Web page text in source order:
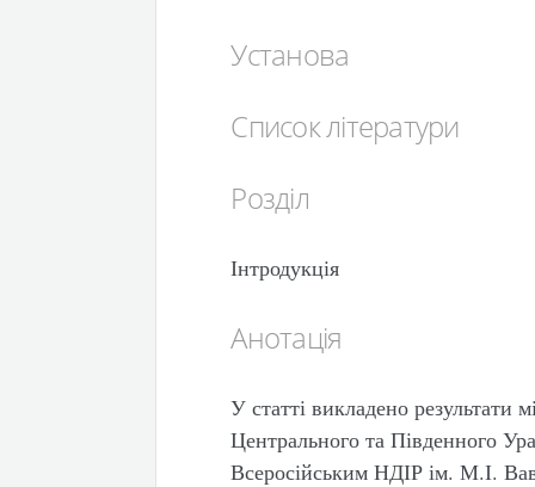
Установа
Список літератури
Розділ
Інтродукція
Анотація
У статті викладено результати
Центрального та Південного
Всеросійським НДІР ім. М.І.